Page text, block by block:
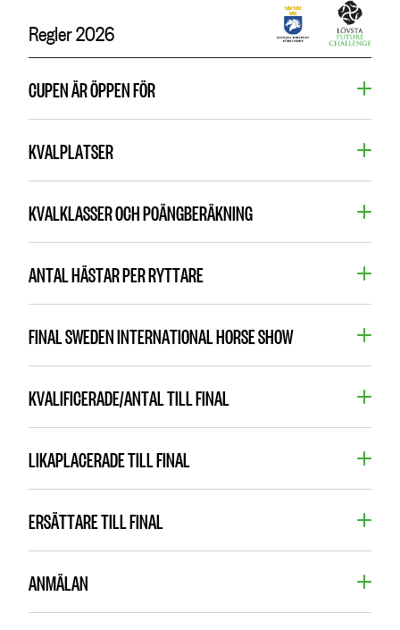
Regler 2026
CUPEN ÄR ÖPPEN FÖR
KVALPLATSER
KVALKLASSER OCH POÄNGBERÄKNING
ANTAL HÄSTAR PER RYTTARE
FINAL SWEDEN INTERNATIONAL HORSE SHOW
KVALIFICERADE/ANTAL TILL FINAL
LIKAPLACERADE TILL FINAL
ERSÄTTARE TILL FINAL
ANMÄLAN